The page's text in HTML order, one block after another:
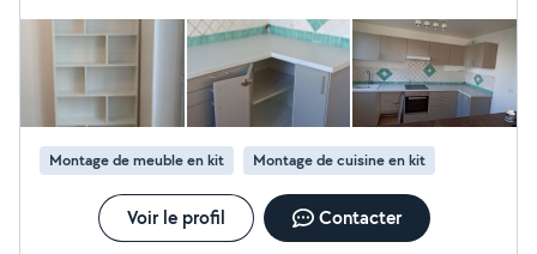
interventions: * CUISINES / DRESSINGS : - Montage de
meubles multi-marques en suivant les recommandations
de montage du fabricant. - Installation de tout type
d'accessoires (systèmes de relevage, de rangements et
d'ouvertures). - Découpe et fixation du plan de travail. -
Encastrement de l'évier et de plaques
vitrocéramique/induction/gaz. - Installation
d'électroménager Encastrable ou Poser. - Coupes
droites et sans éclats - Installation de fileurs -
joints silicone parfait. J'interviens aussi pour du sur
Montage de meuble en kit Montage de cuisine en kit
Voir le profil Contacter